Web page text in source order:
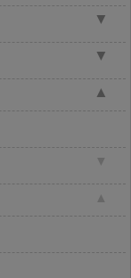
▼
▼
▲
▼
▲